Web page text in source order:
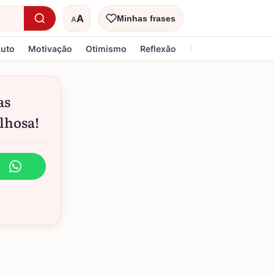
AA
Tamanho do textoMinhas frases
Motivação Otimismo Reflexão Religiosa